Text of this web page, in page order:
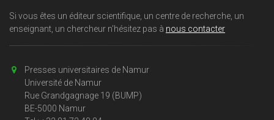
Si vous êtes un éditeur scientifique, un centre de recherche, un
enseignant, un chercheur n'hésitez pas à nous contacter
Presses universitaires de Namur
Université de Namur
Rue Grandgagnage 19 (BUMP)
BE-5000 Namur